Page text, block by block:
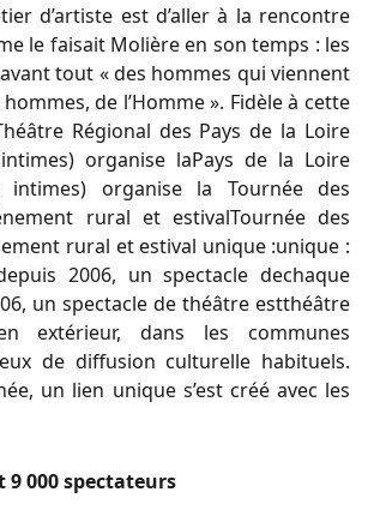
d’artiste est d’aller à la rencontre
le faisait Molière en son temps : les
tout « des hommes qui viennent
de l’Homme ». Fidèle à cette
Régional des Pays de la Loire
organise laPays de la Loire
intimes) organise la Tournée des
rural et estivalTournée des
rural et estival unique :unique :
2006, un spectacle dechaque
un spectacle de théâtre estthéâtre
extérieur, dans les communes
de diffusion culturelle habituels.
un lien unique s’est créé avec les
9 000 spectateurs